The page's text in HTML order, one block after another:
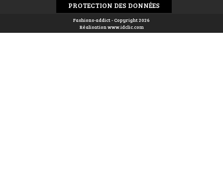
PROTECTION DES DONNÉES
Fashions-addict - Copyright 2026
Réalisationwww.idclic.com